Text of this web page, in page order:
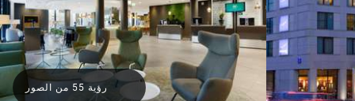
رؤية 55 من الصور